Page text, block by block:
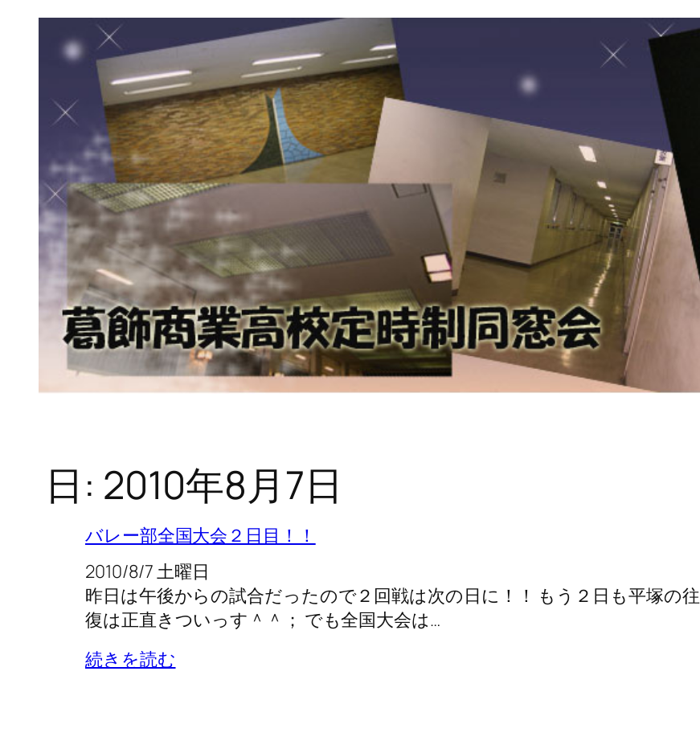
日: 2010年8月7日
バレー部全国大会２日目！！
2010/8/7 土曜日
昨日は午後からの試合だったので２回戦は次の日に！！ もう２日も平塚の往
復は正直きついっす＾＾； でも全国大会は…
続きを読む